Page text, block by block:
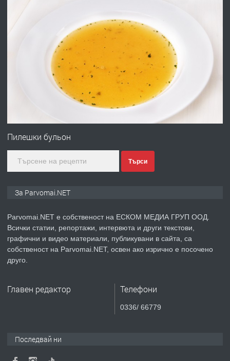
Работа за общи работници
преди 1 година
Първи поход "По стъпките на Ангел
Войвода"
Монтажник на малки детайли за
медицинската индустрия
ПРЕДЛАГА Уроци по Математика
Пилешки бульон
Търси
За Parvomai.NET
Parvomai.NET е собственост на ЕСКОМ МЕДИА ГРУП ООД.
Всички статии, репортажи, интервюта и други текстови,
графични и видео материали, публикувани в сайта, са
собственост на Parvomai.NET, освен ако изрично е посочено
друго.
Главен редактор Телефони
0336/ 66779
Последвай ни